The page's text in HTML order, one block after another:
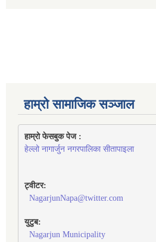
हाम्रो सामाजिक सञ्जाल
हाम्रो फेसबुक पेज :
हेल्लो नागार्जुन नगरपालिका सीतापाइला
ट्वीटर:
NagarjunNapa@twitter.com
युटुब:
Nagarjun Municipality